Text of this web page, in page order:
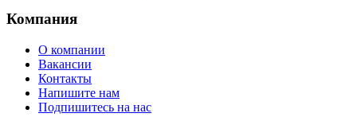
Компания
О компании
Вакансии
Контакты
Напишите нам
Подпишитесь на нас